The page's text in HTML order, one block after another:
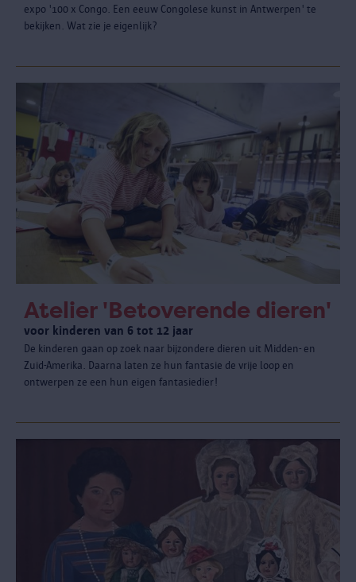
expo '100 x Congo. Een eeuw Congolese kunst in Antwerpen' te
bekijken. Wat zie je eigenlijk?
Atelier 'Betoverende dieren'
voor kinderen van 6 tot 12 jaar
De kinderen gaan op zoek naar bijzondere dieren uit Midden- en
Zuid-Amerika. Daarna laten ze hun fantasie de vrije loop en
ontwerpen ze een hun eigen fantasiedier!